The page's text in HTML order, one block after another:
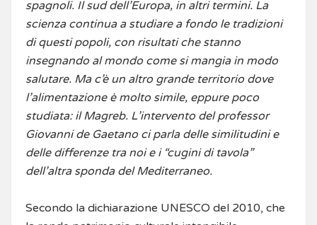
spagnoli. Il sud dell’Europa, in altri termini. La
scienza continua a studiare a fondo le tradizioni
di questi popoli, con risultati che stanno
insegnando al mondo come si mangia in modo
salutare. Ma c’è un altro grande territorio dove
l’alimentazione è molto simile, eppure poco
studiata: il Magreb. L’intervento del professor
Giovanni de Gaetano ci parla delle similitudini e
delle differenze tra noi e i “cugini di tavola”
dell’altra sponda del Mediterraneo.
Secondo la dichiarazione UNESCO del 2010, che